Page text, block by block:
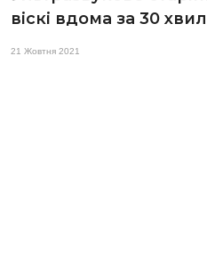
віскі вдома за 30
21 Жовтня 2021